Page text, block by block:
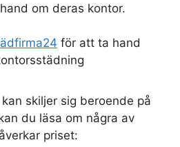
om deras kontor.
för att ta hand
skiljer sig beroende på
du läsa om några av
priset: